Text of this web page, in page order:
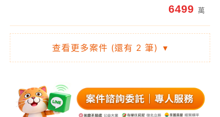
6499 萬
TOP1環球經貿中心｜裝潢高樓視野
戶配雙平車
• TOP1環球經貿中心 |七期商辦主建
查看更多案件 (還有 2 筆) ▾